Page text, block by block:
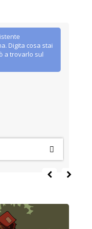
Digita cosa stai
a trovarlo sul